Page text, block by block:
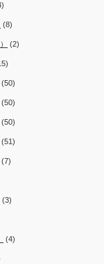
(8)
(2)
(50)
(50)
(50)
(51)
(7)
(3)
(4)